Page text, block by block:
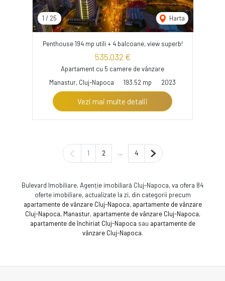
1 / 25 Harta
Penthouse 194 mp utili + 4 balcoane, view superb!
535,032 €
Apartament cu 5 camere de vânzare
Manastur, Cluj-Napoca
193.52 mp 2023
Vezi mai multe detalii
Pagina anterioară
1 2 ... 4 Pagina următoare
Bulevard Imobiliare, Agenție imobiliară Cluj-Napoca, va ofera 84
oferte imobiliare, actualizate la zi, din categorii precum
apartamente de vânzare Cluj-Napoca, apartamente de vânzare
Cluj-Napoca, Manastur, apartamente de vânzare Cluj-Napoca,
apartamente de închiriat Cluj-Napoca sau apartamente de
vânzare Cluj-Napoca.